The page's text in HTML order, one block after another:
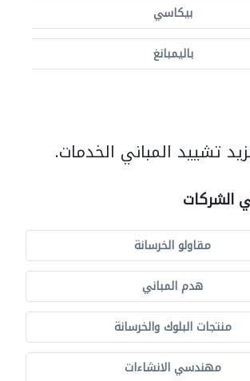
بيكاسي
باليمبانغ
تشييد المباني الخدمات.
الشركات
مقاولو الخرسانة
هدم المباني
منتجات البلوك والخرسانة
مهندسي الانشاءات